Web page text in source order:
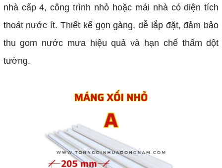
nhà cấp 4, công trình nhỏ hoặc mái nhà có diện tích
thoát nước ít. Thiết kế gọn gàng, dễ lắp đặt, đảm bảo
thu gom nước mưa hiệu quả và hạn chế thấm dột
tường.